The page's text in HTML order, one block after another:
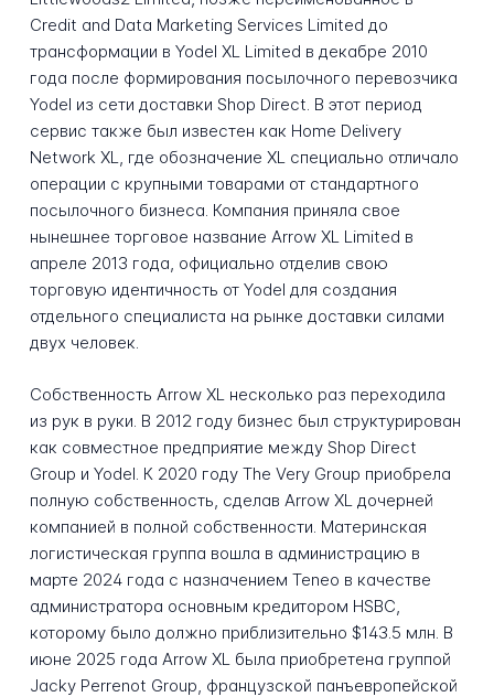
Credit and Data Marketing Services Limited до
трансформации в Yodel XL Limited в декабре 2010
года после формирования посылочного перевозчика
Yodel из сети доставки Shop Direct. В этот период
сервис также был известен как Home Delivery
Network XL, где обозначение XL специально отличало
операции с крупными товарами от стандартного
посылочного бизнеса. Компания приняла свое
нынешнее торговое название Arrow XL Limited в
апреле 2013 года, официально отделив свою
торговую идентичность от Yodel для создания
отдельного специалиста на рынке доставки силами
двух человек.
Собственность Arrow XL несколько раз переходила
из рук в руки. В 2012 году бизнес был структурирован
как совместное предприятие между Shop Direct
Group и Yodel. К 2020 году The Very Group приобрела
полную собственность, сделав Arrow XL дочерней
компанией в полной собственности. Материнская
логистическая группа вошла в администрацию в
марте 2024 года с назначением Teneo в качестве
администратора основным кредитором HSBC,
которому было должно приблизительно $143.5 млн. В
июне 2025 года Arrow XL была приобретена группой
Jacky Perrenot Group, французской панъевропейской